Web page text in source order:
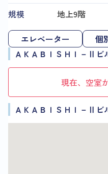
規模
地上9階
エレベーター 個
ＡＫＡＢＩＳＨＩ－Ⅱビ
現在、空室
ＡＫＡＢＩＳＨＩ－Ⅱビ